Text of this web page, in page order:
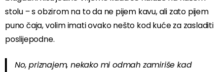
stolu – s obzirom na to da ne pijem kavu, ali zato pijem
puno čaja, volim imati ovako nešto kod kuće za zasladiti
poslijepodne.
No, priznajem, nekako mi odmah zamiriše kad